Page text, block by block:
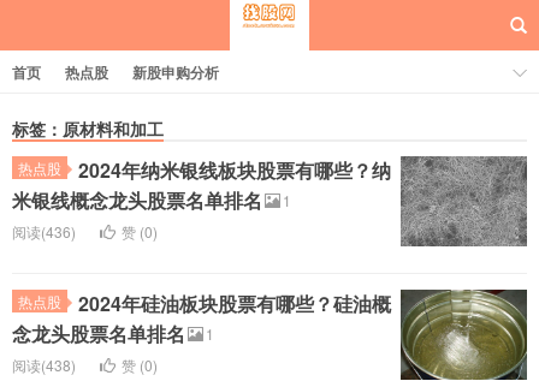
每日概念股
首页 热点股 新股申购分析
标签：原材料和加工
热点股
2024年纳米银线板块股票有哪些？纳
米银线概念龙头股票名单排名
1
阅读(436)
赞 (0)
热点股
2024年硅油板块股票有哪些？硅油概
念龙头股票名单排名
1
阅读(438)
赞 (0)